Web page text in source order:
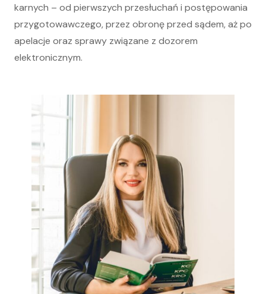
karnych – od pierwszych przesłuchań i postępowania
przygotowawczego, przez obronę przed sądem, aż po
apelacje oraz sprawy związane z dozorem
elektronicznym.